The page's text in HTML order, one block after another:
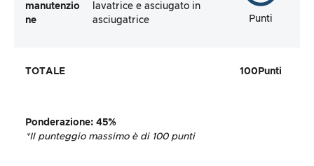
manutenzio
ne
lavatrice e asciugato in
asciugatrice
Punti
TOTALE 100 Punti
Ponderazione: 45%
*Il punteggio massimo è di 100 punti